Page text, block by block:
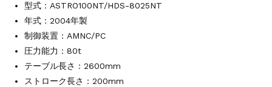
立形マシニングセンター
2026.4.28
ホーコス 4軸マシニングセンター NJ5...
立形マシニングセンター
森精機 立形マシニングセンター NV50...
立形マシニングセンター
2026.4.19
森精機 立形マシニングセンター NV50...
型式：ASTRO100NT/HDS-8025NT
年式：2004年製
制御装置：AMNC/PC
圧力能力：80t
テーブル長さ：2600mm
ストローク長さ：200mm